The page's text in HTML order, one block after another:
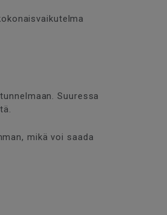
Suuressa
mikä voi saada